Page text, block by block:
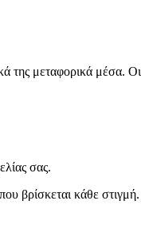
της μεταφορικά μέσα.
σας.
βρίσκεται κάθε στιγμή.